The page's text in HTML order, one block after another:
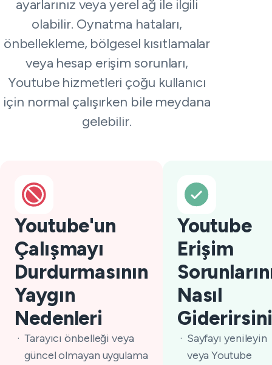
ayarlarınız veya yerel ağ ile ilgili
olabilir. Oynatma hataları,
önbellekleme, bölgesel kısıtlamalar
veya hesap erişim sorunları,
Youtube hizmetleri çoğu kullanıcı
için normal çalışırken bile meydana
gelebilir.
Youtube'un
Çalışmayı
Durdurmasının
Yaygın
Nedenleri
Tarayıcı önbelleği veya
güncel olmayan uygulama
Youtube
Erişim
Nasıl
Sayfayı yenileyin
veya Youtube